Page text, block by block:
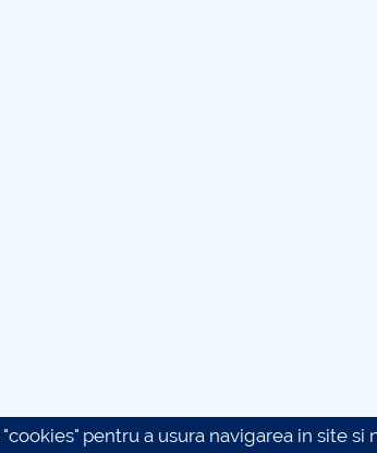
pentru a usura navigarea in site